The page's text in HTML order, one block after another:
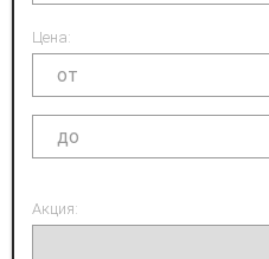
Цена:
Акция: